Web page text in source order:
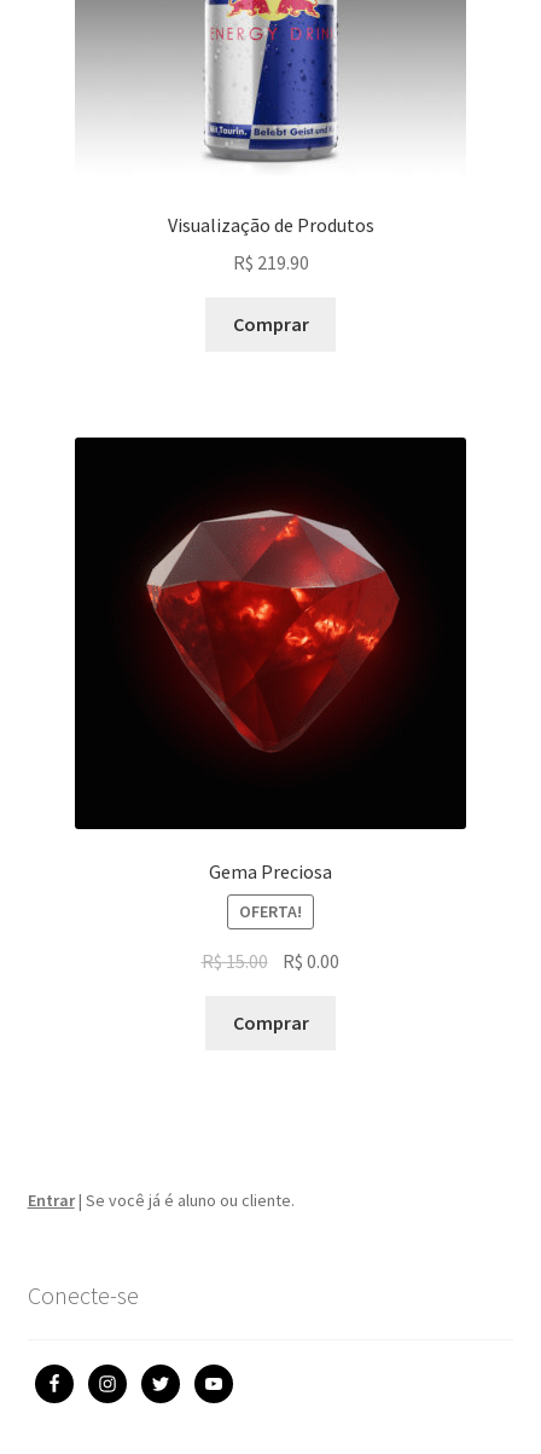
Visualização de Produtos
R$ 219.90
Comprar
Gema Preciosa
OFERTA!
R$15.00 R$ 0.00
Comprar
Entrar| Se você já é aluno ou cliente.
Conecte-se